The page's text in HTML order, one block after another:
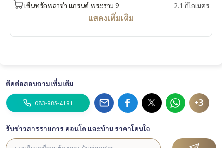
เซ็นทรัลพลาซ่า แกรนด์ พระราม 9
2.1 กิโลเมตร
แสดงเพิ่มเติม
ติดต่อสอบถามเพิ่มเติม
083-985-4191 +3
รับข่าวสารรายการ คอนโด และบ้าน ราคาโดนใจ